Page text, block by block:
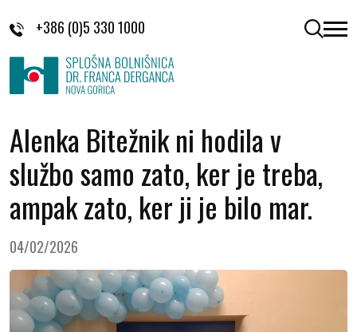
+386 (0)5 330 1000 odpri
Alenka Bitežnik ni hodila v
službo samo zato, ker je treba,
ampak zato, ker ji je bilo mar.
04/02/2026